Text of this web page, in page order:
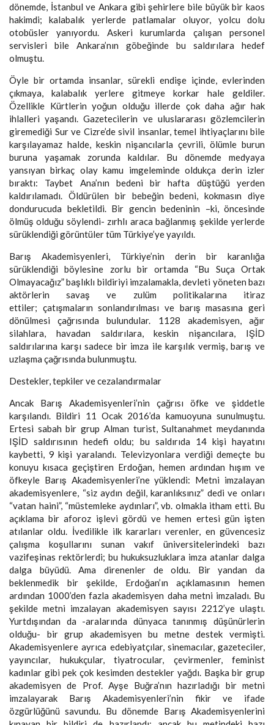
dönemde, İstanbul ve Ankara gibi şehirlere bile büyük bir kaos
hakimdi; kalabalık yerlerde patlamalar oluyor, yolcu dolu
otobüsler yanıyordu. Askeri kurumlarda çalışan personel
servisleri bile Ankara’nın göbeğinde bu saldırılara hedef
olmuştu.
Öyle bir ortamda insanlar, sürekli endişe içinde, evlerinden
çıkmaya, kalabalık yerlere gitmeye korkar hale geldiler.
Özellikle Kürtlerin yoğun olduğu illerde çok daha ağır hak
ihlalleri yaşandı. Gazetecilerin ve uluslararası gözlemcilerin
giremediği Sur ve Cizre’de sivil insanlar, temel ihtiyaçlarını bile
karşılayamaz halde, keskin nişancılarla çevrili, ölümle burun
buruna yaşamak zorunda kaldılar. Bu dönemde medyaya
yansıyan birkaç olay kamu imgeleminde oldukça derin izler
bıraktı: Taybet Ana’nın bedeni bir hafta düştüğü yerden
kaldırılamadı. Öldürülen bir bebeğin bedeni, kokmasın diye
dondurucuda bekletildi. Bir gencin bedeninin –ki, öncesinde
ölmüş olduğu söylendi- zırhlı araca bağlanmış şekilde yerlerde
sürüklendiği görüntüler tüm Türkiye’ye yayıldı.
Barış Akademisyenleri, Türkiye’nin derin bir karanlığa
sürüklendiği böylesine zorlu bir ortamda “Bu Suça Ortak
Olmayacağız” başlıklı bildiriyi imzalamakla, devleti yöneten bazı
aktörlerin savaş ve zulüm politikalarına itiraz
ettiler; çatışmaların sonlandırılması ve barış masasına geri
dönülmesi çağrısında bulundular. 1128 akademisyen, ağır
silahlara, havadan saldırılara, keskin nişancılara, IŞİD
saldırılarına karşı sadece bir imza ile karşılık vermiş, barış ve
uzlaşma çağrısında bulunmuştu.
Destekler, tepkiler ve cezalandırmalar
Ancak Barış Akademisyenleri’nin çağrısı öfke ve şiddetle
karşılandı. Bildiri 11 Ocak 2016’da kamuoyuna sunulmuştu.
Ertesi sabah bir grup Alman turist, Sultanahmet meydanında
IŞİD saldırısının hedefi oldu; bu saldırıda 14 kişi hayatını
kaybetti, 9 kişi yaralandı. Televizyonlara verdiği demeçte bu
konuyu kısaca geçiştiren Erdoğan, hemen ardından hışım ve
öfkeyle Barış Akademisyenleri’ne yüklendi: Metni imzalayan
akademisyenlere, “siz aydın değil, karanlıksınız” dedi ve onları
“vatan haini”, “müstemleke aydınları”, vb. olmakla itham etti. Bu
açıklama bir aforoz işlevi gördü ve hemen ertesi gün işten
atılanlar oldu. İvedilikle ilk kararları verenler, en güvencesiz
çalışma koşullarını sunan vakıf üniversitelerindeki bazı
vazifeşinas rektörlerdi; bu hukuksuzluklara imza atanlar dalga
dalga büyüdü. Ama direnenler de oldu. Bir yandan da
beklenmedik bir şekilde, Erdoğan’ın açıklamasının hemen
ardından 1000’den fazla akademisyen daha metni imzaladı. Bu
şekilde metni imzalayan akademisyen sayısı 2212’ye ulaştı.
Yurtdışından da -aralarında dünyaca tanınmış düşünürlerin
olduğu- bir grup akademisyen bu metne destek vermişti.
Akademisyenlere ayrıca edebiyatçılar, sinemacılar, gazeteciler,
yayıncılar, hukukçular, tiyatrocular, çevirmenler, feminist
kadınlar gibi pek çok kesimden destekler yağdı. Başka bir grup
akademisyen de Prof. Ayşe Buğra’nın hazırladığı bir metni
imzalayarak Barış Akademisyenleri’nin fikir ve ifade
özgürlüğünü savundu. Bu dönemde Barış Akademisyenlerini